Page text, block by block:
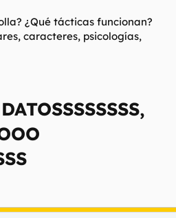
¿Qué tácticas funcionan?
caracteres, psicologías,